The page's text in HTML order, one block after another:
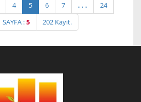
4 5 6 7 . . .
24
SAYFA :5 202 Kayıt.